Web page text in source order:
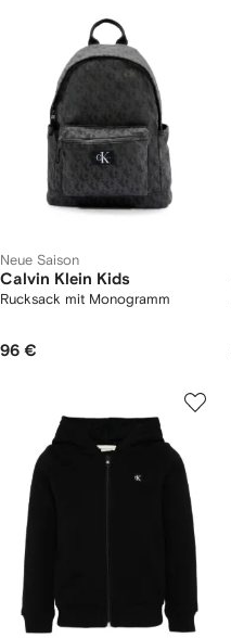
Neue Saison
Calvin Klein Kids
Rucksack mit Monogramm
96 €